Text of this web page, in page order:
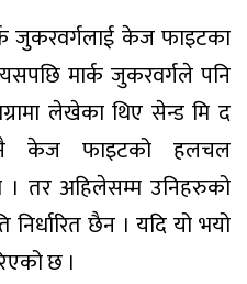
जुकरवर्गलाई केज फाइटका
मार्क जुकरवर्गले पनि
लेखेका थिए सेन्ड मि द
केज फाइटको हलचल
। तर अहिलेसम्म उनिहरुको
छैन । यदि यो भयो
छ ।